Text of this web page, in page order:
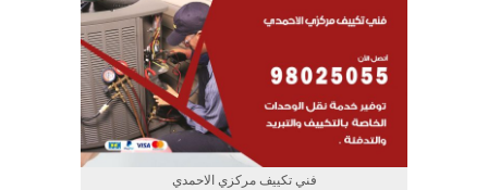
فني تكييف مركزي الاحمدي